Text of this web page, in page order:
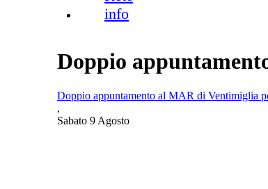
info
Doppio
Doppio appuntamento al MAR di Ventimiglia
,
Sabato 9 Agosto